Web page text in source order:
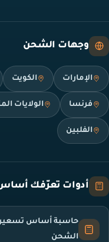
وجهات الشحن
الإمارات الكويت
فرنسا الولايات
الفلبين
أدوات تعرّفك
حاسبة أساس
الشحن